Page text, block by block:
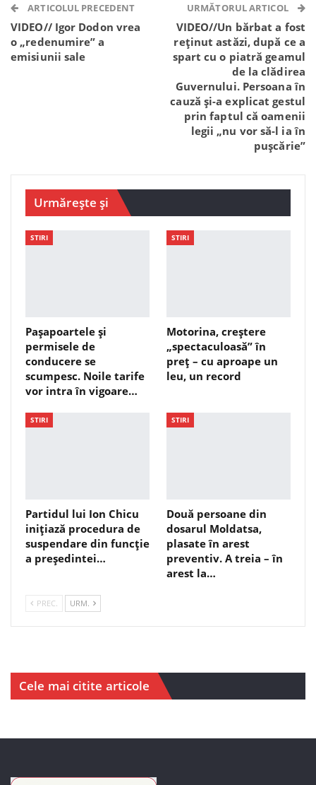
Telegram WhatsApp Viber
ARTICOLUL PRECEDENT
VIDEO// Igor Dodon vrea
o „redenumire” a
emisiunii sale
URMĂTORUL ARTICOL
VIDEO//Un bărbat a fost
reținut astăzi, după ce a
spart cu o piatră geamul
de la clădirea
Guvernului. Persoana în
cauză și-a explicat gestul
prin faptul că oamenii
legii „nu vor să-l ia în
pușcărie”
Urmărește și
STIRI
Pașapoartele și
permisele de
conducere se
scumpesc. Noile tarife
vor intra în vigoare…
STIRI
Motorina, creștere
„spectaculoasă” în
preț – cu aproape un
leu, un record
STIRI
Partidul lui Ion Chicu
inițiază procedura de
suspendare din funcție
a președintei…
STIRI
Două persoane din
dosarul Moldatsa,
plasate în arest
preventiv. A treia – în
arest la…
PREC. URM.
Cele mai citite articole